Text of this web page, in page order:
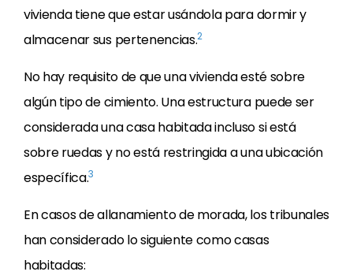
vivienda tiene que estar usándola para dormir y
almacenar sus pertenencias.2
No hay requisito de que una vivienda esté sobre
algún tipo de cimiento. Una estructura puede ser
considerada una casa habitada incluso si está
sobre ruedas y no está restringida a una ubicación
específica.3
En casos de allanamiento de morada, los tribunales
han considerado lo siguiente como casas
habitadas: